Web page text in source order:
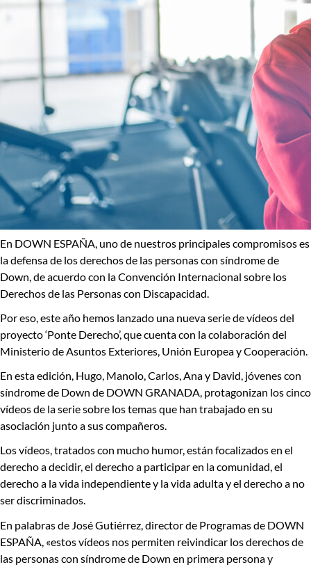
En DOWN ESPAÑA, uno de nuestros principales compromisos es
la defensa de los derechos de las personas con síndrome de
Down, de acuerdo con laConvención Internacional sobre los
Derechos de las Personas con Discapacidad
Por eso, este año hemos lanzado una nueva serie de vídeos del
proyecto‘Ponte Derecho’, que cuenta con la colaboración del
Ministerio de Asuntos Exteriores, Unión Europea y Cooperación.
En esta edición, Hugo, Manolo, Carlos, Ana y David, jóvenes con
síndrome de Down de DOWN GRANADA, protagonizan los cinco
vídeos de la serie sobre los temas que han trabajado en su
asociación junto a sus compañeros.
Los vídeos, tratados con mucho humor, están focalizados en el
derecho a decidir, el derecho a participar en la comunidad, el
derecho a la vida independiente y la vida adultay el derecho a no
ser discriminados.
En palabras de José Gutiérrez, director de Programas de DOWN
ESPAÑA , «estos vídeos nos permiten reivindicar los derechos de
las personas con síndrome de Down en primera personay